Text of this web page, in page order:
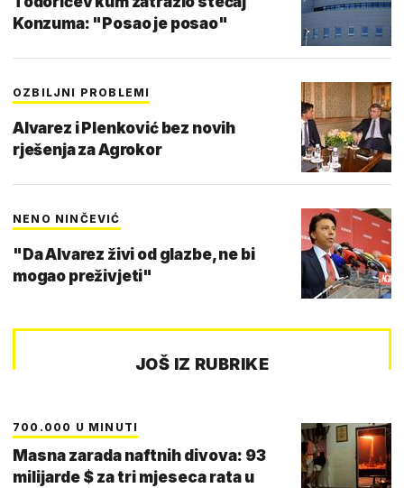
Konzuma: "Posao je posao"
OZBILJNI PROBLEMI
Alvarez i Plenković bez novih
rješenja za Agrokor
NENO NINČEVIĆ
"Da Alvarez živi od glazbe, ne bi
mogao preživjeti"
JOŠ IZ RUBRIKE
700.000 U MINUTI
Masna zarada naftnih divova: 93
milijarde $ za tri mjeseca rata u